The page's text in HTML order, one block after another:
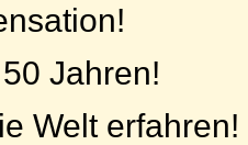
Jahren!
Welt erfahren!